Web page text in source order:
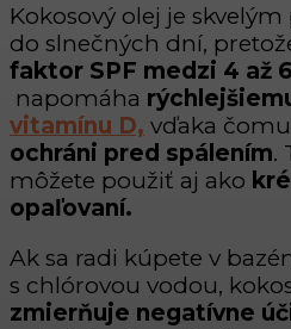
Kokosový olej je
do slnečných dní,
faktor SPF medzi 4 až
napomáha
vitamínu D, vďaka
ochráni pred spálením.
môžete použiť aj ako
opaľovaní.
Ak sa radi kúpete v
s chlórovou vodou,
zmierňuje negatívne